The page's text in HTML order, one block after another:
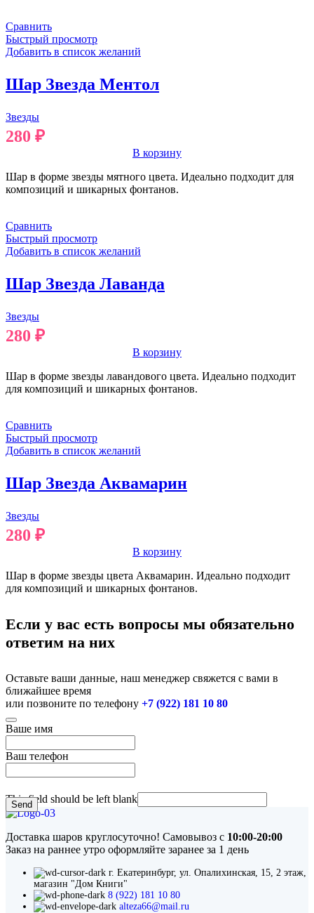
Сравнить
Быстрый просмотр
Добавить в список желаний
Шар Звезда Ментол
Звезды
280 ₽
В корзину
Шар в форме звезды мятного цвета. Идеально подходит для
композиций и шикарных фонтанов.
Сравнить
Быстрый просмотр
Добавить в список желаний
Шар Звезда Лаванда
Звезды
280 ₽
В корзину
Шар в форме звезды лавандового цвета. Идеально подходит
для композиций и шикарных фонтанов.
Сравнить
Быстрый просмотр
Добавить в список желаний
Шар Звезда Аквамарин
Звезды
280 ₽
В корзину
Шар в форме звезды цвета Аквамарин. Идеально подходит
для композиций и шикарных фонтанов.
Если у вас есть вопросы мы обязательно
ответим на них
Оставьте ваши данные, наш менеджер свяжется с вами в
ближайшее время
или позвоните по телефону +7 (922) 181 10 80
Ваше имя
Ваш телефон
Send
This field should be left blank
Доставка шаров круглосуточно! Самовывоз с 10:00-20:00
Заказ на раннее утро оформляйте заранее за 1 день
г. Екатеринбург, ул. Опалихинская, 15, 2 этаж,
магазин "Дом Книги"
8 (922) 181 10 80
alteza66@mail.ru